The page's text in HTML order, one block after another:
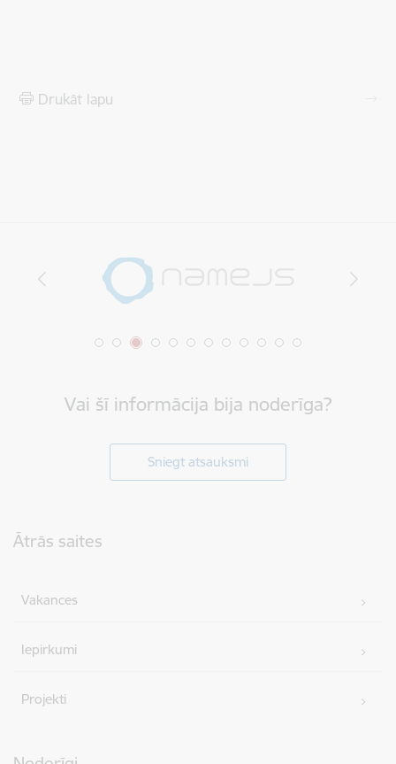
Drukāt lapu
Vai šī informācija bija noderīga?
Sniegt atsauksmi
Ātrās saites
Vakances
Iepirkumi
Projekti